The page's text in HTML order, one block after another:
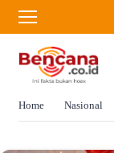
Home Nasional